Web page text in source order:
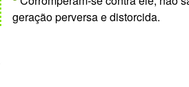
geração perversa e distorcida.